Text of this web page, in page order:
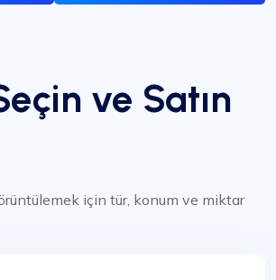
ve Satın
için tür, konum ve miktar